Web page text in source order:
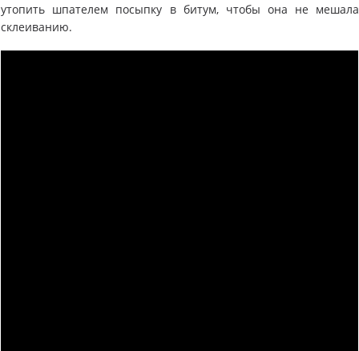
утопить шпателем посыпку в битум, чтобы она не мешала
склеиванию.